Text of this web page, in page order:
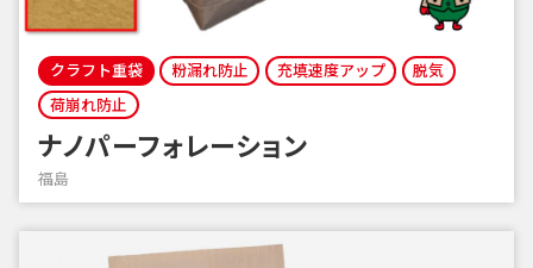
クラフト重袋 粉漏れ防止 充填速度アップ
脱気
荷崩れ防止
ナノパーフォレーション
福島